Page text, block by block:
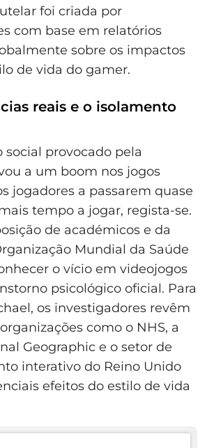
foi criada por
com base em relatórios
sobre os impactos
de vida do gamer.
reais e o isolamento
social provocado pela
a um boom nos jogos
jogadores a passarem quase
tempo a jogar, regista-se.
de académicos e da
Mundial da Saúde
o vício em videojogos
psicológico oficial. Para
os investigadores revêm
como o NHS, a
Geographic e o setor de
interativo do Reino Unido
efeitos do estilo de vida